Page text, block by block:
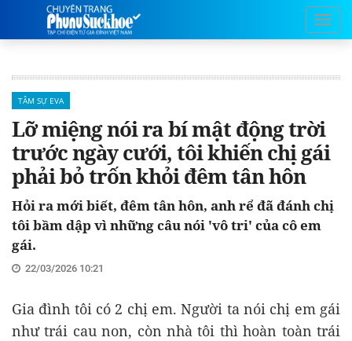
TÂM SỰ EVA
Lỡ miệng nói ra bí mật động trời
trước ngày cưới, tôi khiến chị gái
phải bỏ trốn khỏi đêm tân hôn
Hỏi ra mới biết, đêm tân hôn, anh rể đã đánh chị
tôi bầm dập vì những câu nói 'vô tri' của cô em
gái.
22/03/2026 10:21
Gia đình tôi có 2 chị em. Người ta nói chị em gái
như trái cau non, còn nhà tôi thì hoàn toàn trái